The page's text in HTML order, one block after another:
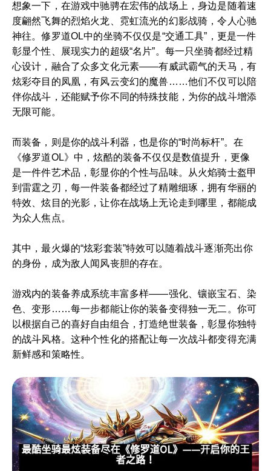
想象一下，在游戏中驰骋在宏伟的战场上，身边是随着速
度翩然飞舞的烈焰火龙、霓虹流光的幻影战骑，令人心驰
神往。修罗道OL中的坐骑不仅仅是“交通工具”，更是一件
彰显个性、展现实力的超级“名片”。每一只坐骑都经过精
心设计，融合了众多文化元素——有威武霸气的天马，有
炫彩夺目的凤凰，有风云变幻的魔兽……他们不仅可以陪
伴你战斗，还能赋予你不同的特殊技能，为你的战斗增添
无限可能。
而装备，则是你的战斗利器，也是你的“时尚标杆”。在
《修罗道OL》中，炫酷的装备不仅仅是数值提升，更像
是一件件艺术品，彰显你的个性与品味。从火焰骑士盔甲
到雷霆之刃，每一件装备都经过了精雕细琢，拥有华丽的
特效、炫目的光影，让你在战场上无论走到哪里，都能成
为众人焦点。
其中，最火爆的“炫彩套装”特效可以随着战斗逐渐亮出你
的身份，成为敌人闻风丧胆的存在。
游戏内的装备养成系统丰富多样——强化、镶嵌宝石、染
色、变形……每一步都能让你的装备变得独一无二。你可
以根据自己的喜好自由组合，打造绝世装备，彰显你独特
的战斗风格。这种个性化的搭配让每一次战斗都变得充满
新鲜感和策略性。